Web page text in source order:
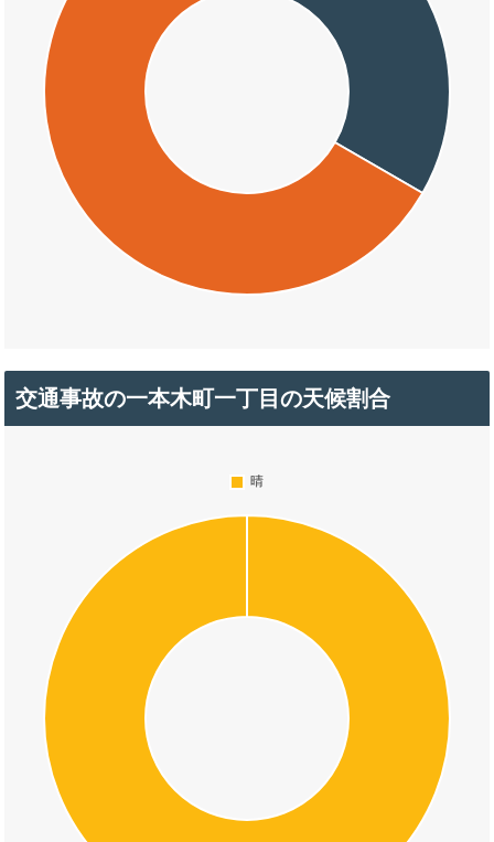
交通事故の一本木町一丁目の天候割合